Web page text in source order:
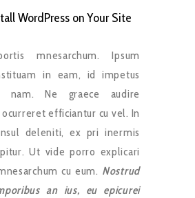
WordPress on Your Site
mnesarchum. Ipsum
in eam, id impetus
nam. Ne graece audire
ocurreret efficiantur cu vel. In
deleniti, ex pri inermis
Ut vide porro explicari
cu eum. Nostrud
an ius, eu epicurei